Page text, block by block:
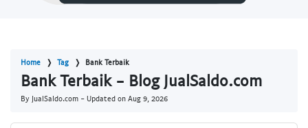
Home Tag Bank Terbaik
Bank Terbaik - Blog JualSaldo.com
By JualSaldo.com - Updated on Aug 9, 2026